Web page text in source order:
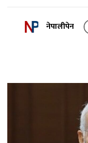
नेपालीपेन